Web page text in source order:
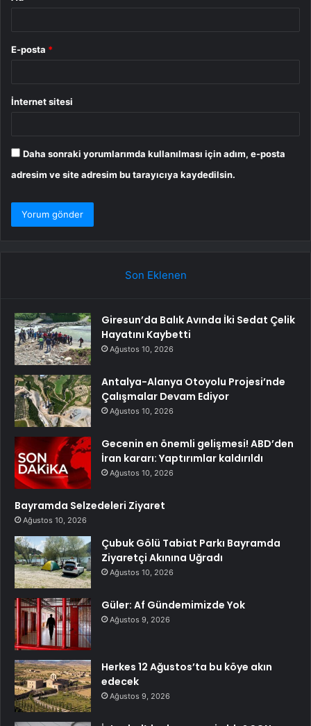
E-posta *
İnternet sitesi
Daha sonraki yorumlarımda kullanılması için adım, e-posta
adresim ve site adresim bu tarayıcıya kaydedilsin.
Son Eklenen
Giresun’da Balık Avında İki Sedat Çelik
Hayatını Kaybetti
Ağustos 10, 2026
Antalya-Alanya Otoyolu Projesi’nde
Çalışmalar Devam Ediyor
Ağustos 10, 2026
Gecenin en önemli gelişmesi! ABD’den
İran kararı: Yaptırımlar kaldırıldı
Ağustos 10, 2026
Bayramda Selzedeleri Ziyaret
Ağustos 10, 2026
Çubuk Gölü Tabiat Parkı Bayramda
Ziyaretçi Akınına Uğradı
Ağustos 10, 2026
Güler: Af Gündemimizde Yok
Ağustos 9, 2026
Herkes 12 Ağustos’ta bu köye akın
edecek
Ağustos 9, 2026